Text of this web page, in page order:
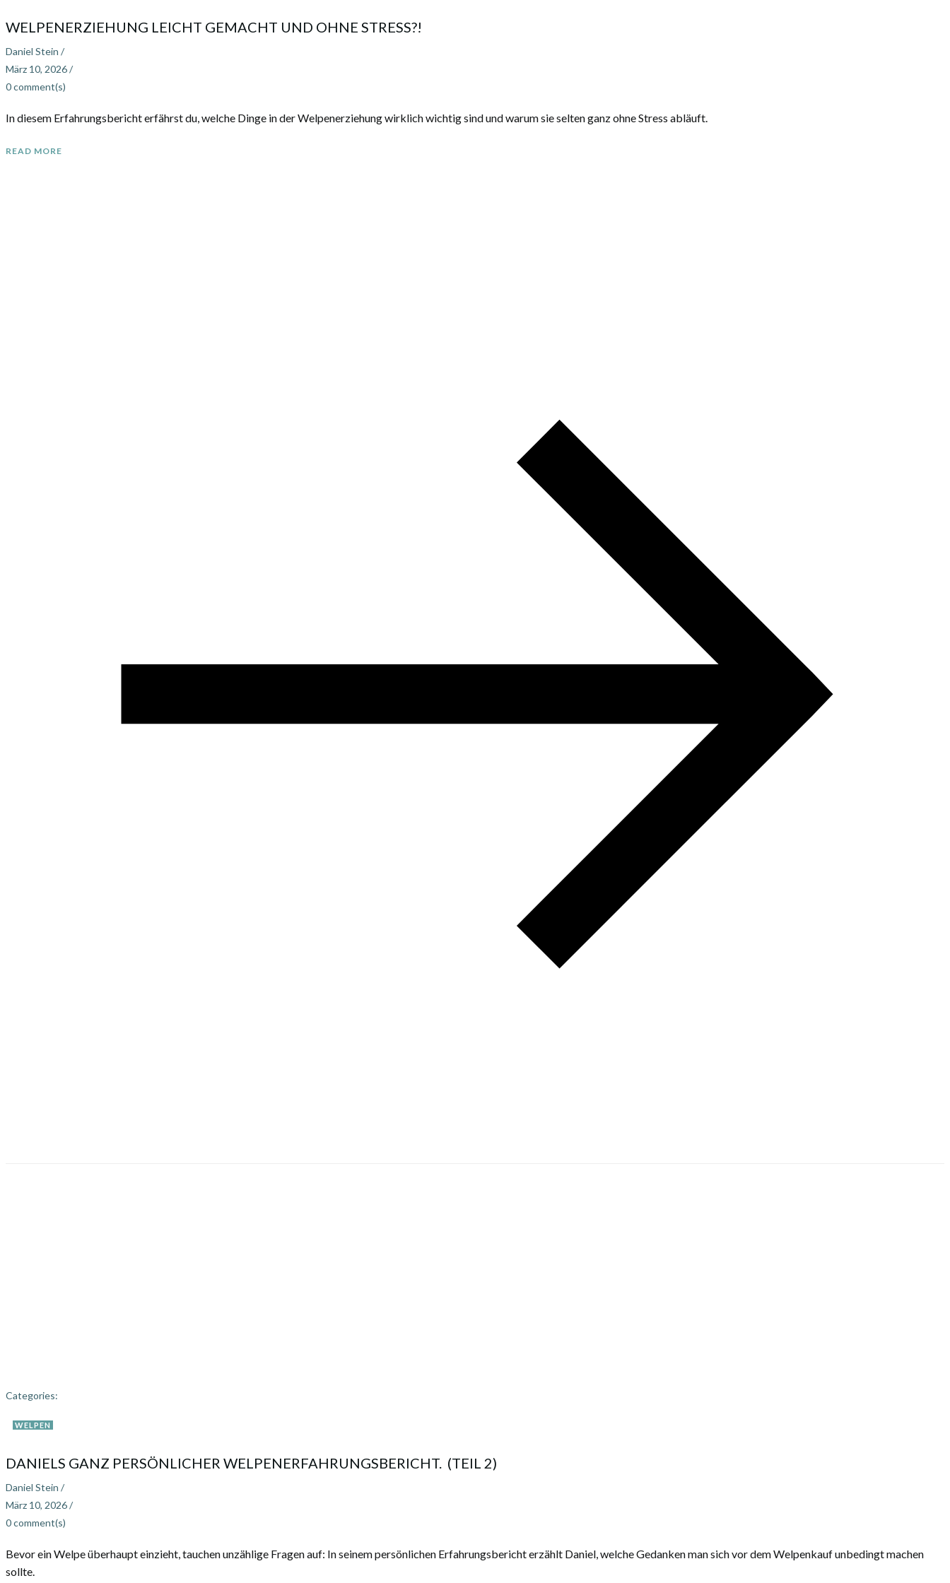
WELPENERZIEHUNG LEICHT GEMACHT UND OHNE STRESS?!
Daniel Stein /
März 10, 2026/
0comment(s)
In diesem Erfahrungsbericht erfährst du, welche Dinge in der Welpenerziehung wirklich wichtig sind und warum sie selten ganz ohne Stress abläuft.
READ MORE
Categories:
WELPEN
DANIELS GANZ PERSÖNLICHER WELPENERFAHRUNGSBERICHT. (TEIL 2)
Daniel Stein /
März 10, 2026/
0comment(s)
Bevor ein Welpe überhaupt einzieht, tauchen unzählige Fragen auf: In seinem persönlichen Erfahrungsbericht erzählt Daniel, welche Gedanken man sich vor dem Welpenkauf unbedingt machen
sollte.